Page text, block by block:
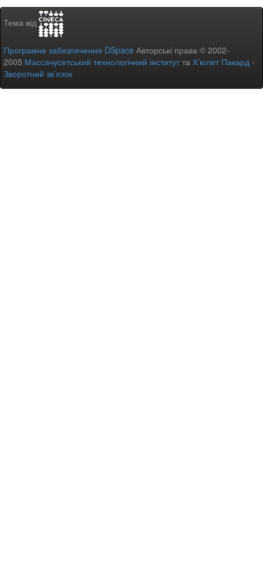
Тема від
Програмне забезпечення DSpace Авторські права © 2002-
2005 Массачусетський технологічний інститутта Х’юлет Пакард -
Зворотний зв’язок